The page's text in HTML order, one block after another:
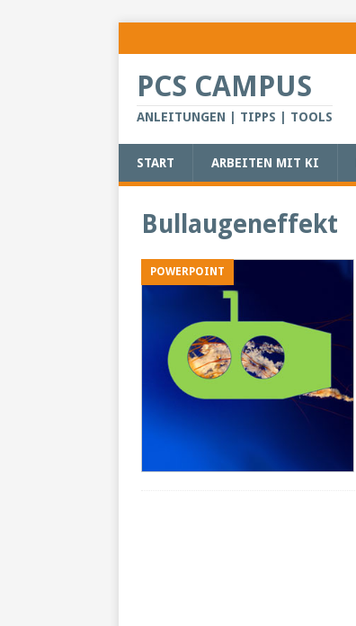
PCS CAMPUS
ANLEITUNGEN | TIPPS | TOOLS
START ARBEITEN MIT KI
Bullaugeneffekt
POWERPOINT